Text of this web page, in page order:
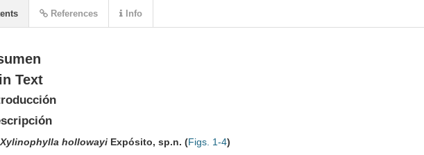
Text
Xylinophylla hollowayi Expósito, sp.n. (Figs. 1-4)
References Info